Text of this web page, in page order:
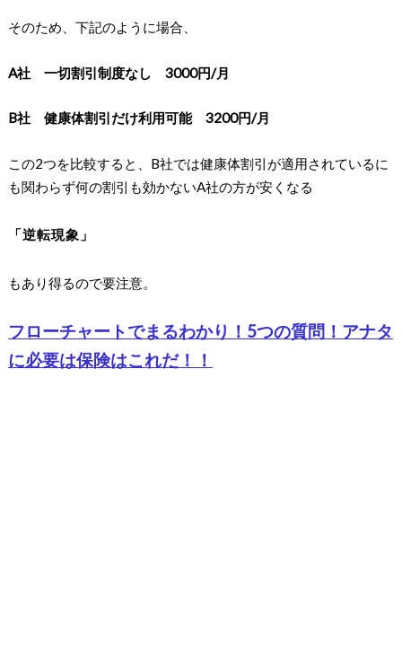
そのため、下記のように場合、
A社 一切割引制度なし 3000円/月
B社 健康体割引だけ利用可能 3200円/月
この2つを比較すると、B社では健康体割引が適用されているに
も関わらず何の割引も効かないA社の方が安くなる
「逆転現象」
もあり得るので要注意。
フローチャートでまるわかり！5つの質問！アナタ
に必要は保険はこれだ！！